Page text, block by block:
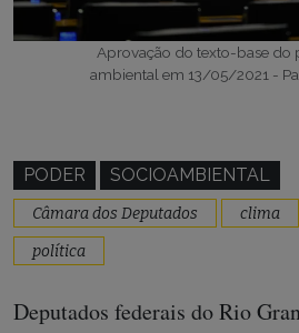
Aprovação do texto-base do
ambiental em 13/05/2021 -
PODER SOCIOAMBIENTAL
Câmara dos Deputados clima
política
Deputados federais do Rio